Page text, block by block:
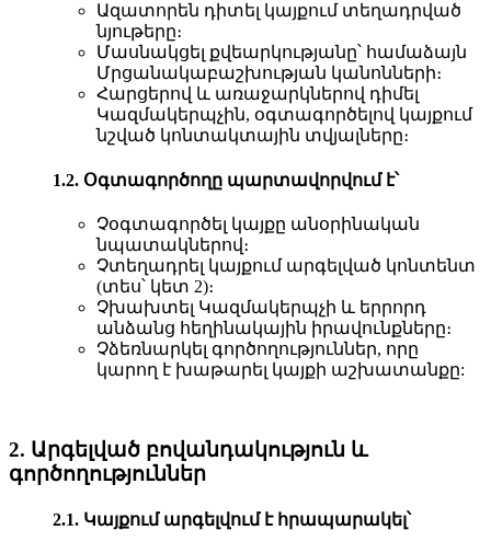
Ազատորեն դիտել կայքում տեղադրված
նյութերը։
Մասնակցել քվեարկությանը՝ համաձայն
Մրցանակաբաշխության կանոնների։
Հարցերով և առաջարկներով դիմել
Կազմակերպչին, օգտագործելով կայքում
նշված կոնտակտային տվյալները։
1.2. Օգտագործողը պարտավորվում է՝
Չօգտագործել կայքը անօրինական
նպատակներով։
Չտեղադրել կայքում արգելված կոնտենտ
(տես՝ կետ 2)։
Չխախտել Կազմակերպչի և երրորդ
անձանց հեղինակային իրավունքները։
Չձեռնարկել գործողություններ, որը
կարող է խաթարել կայքի աշխատանքը:
2. Արգելված բովանդակություն և
գործողություններ
2.1. Կայքում արգելվում է հրապարակել՝